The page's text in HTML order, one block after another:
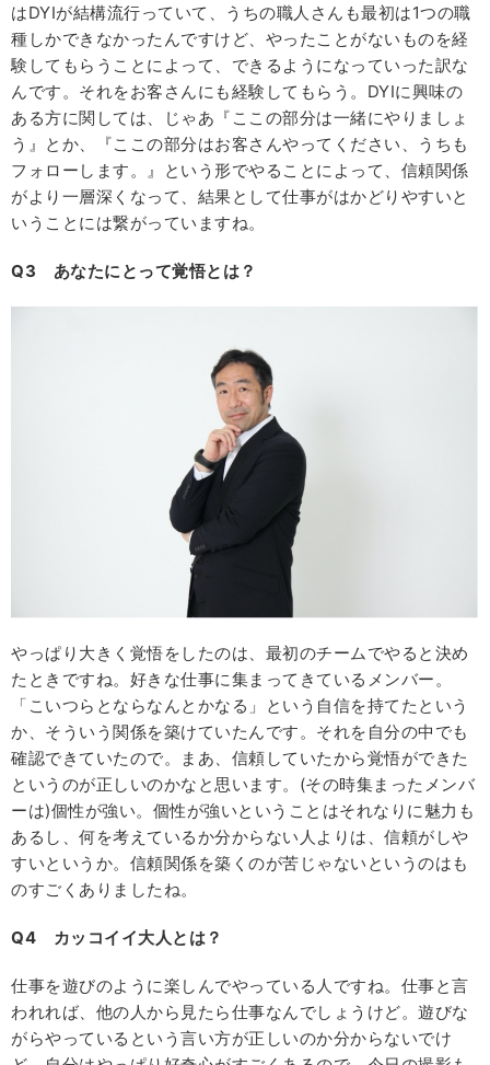
はDYIが結構流行っていて、うちの職人さんも最初は1つの職
種しかできなかったんですけど、やったことがないものを経
験してもらうことによって、できるようになっていった訳な
んです。それをお客さんにも経験してもらう。DYIに興味の
ある方に関しては、じゃあ『ここの部分は一緒にやりましょ
う』とか、『ここの部分はお客さんやってください、うちも
フォローします。』という形でやることによって、信頼関係
がより一層深くなって、結果として仕事がはかどりやすいと
いうことには繋がっていますね。
Q3 あなたにとって覚悟とは？
やっぱり大きく覚悟をしたのは、最初のチームでやると決め
たときですね。好きな仕事に集まってきているメンバー。
「こいつらとならなんとかなる」という自信を持てたという
か、そういう関係を築けていたんです。それを自分の中でも
確認できていたので。まあ、信頼していたから覚悟ができた
というのが正しいのかなと思います。(その時集まったメンバ
ーは)個性が強い。個性が強いということはそれなりに魅力も
あるし、何を考えているか分からない人よりは、信頼がしや
すいというか。信頼関係を築くのが苦じゃないというのはも
のすごくありましたね。
Q4 カッコイイ大人とは？
仕事を遊びのように楽しんでやっている人ですね。仕事と言
われれば、他の人から見たら仕事なんでしょうけど。遊びな
がらやっているという言い方が正しいのか分からないでけ